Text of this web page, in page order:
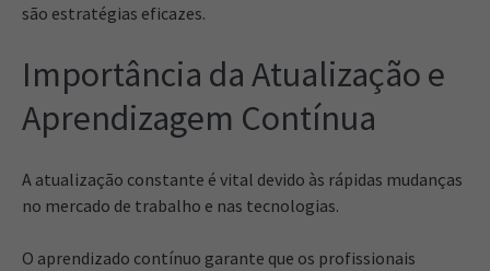
são estratégias eficazes.
Importância da Atualização e
Aprendizagem Contínua
A atualização constante é vital devido às rápidas mudanças
no mercado de trabalho e nas tecnologias.
O aprendizado contínuo garante que os profissionais